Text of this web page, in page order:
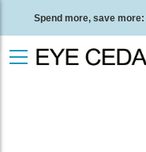
Spend more, save
Free standard